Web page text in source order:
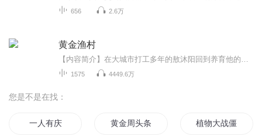
656 2.6万
黄金渔村
1575 4449.6万
您是不是在找：
一人有庆 黄金周头条 植物大战僵尸系